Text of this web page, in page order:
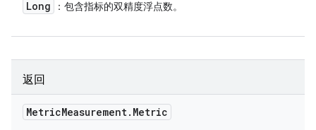
Long ：包含指标的双精度浮点数。
返回
MetricMeasurement. Metric